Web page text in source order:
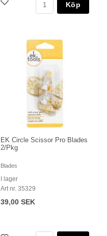
Köp
EK Circle Scissor Pro Blades
2/Pkg
Blades
I lager
Art nr. 35329
39,00 SEK